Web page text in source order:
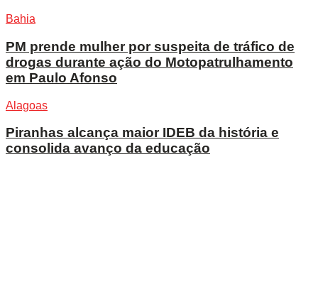
Bahia
PM prende mulher por suspeita de tráfico de
drogas durante ação do Motopatrulhamento
em Paulo Afonso
Alagoas
Piranhas alcança maior IDEB da história e
consolida avanço da educação